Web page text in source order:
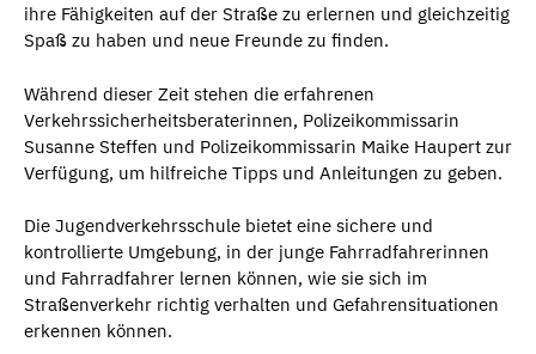
ihre Fähigkeiten auf der Straße zu erlernen und gleichzeitig
Spaß zu haben und neue Freunde zu finden.
Während dieser Zeit stehen die erfahrenen
Verkehrssicherheitsberaterinnen, Polizeikommissarin
Susanne Steffen und Polizeikommissarin Maike Haupert zur
Verfügung, um hilfreiche Tipps und Anleitungen zu geben.
Die Jugendverkehrsschule bietet eine sichere und
kontrollierte Umgebung, in der junge Fahrradfahrerinnen
und Fahrradfahrer lernen können, wie sie sich im
Straßenverkehr richtig verhalten und Gefahrensituationen
erkennen können.